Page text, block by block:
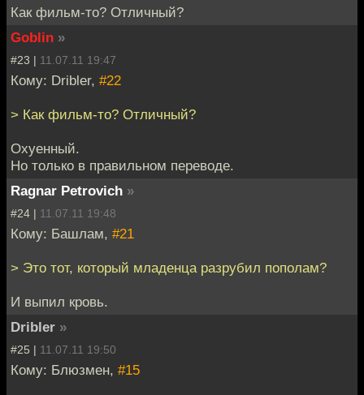
Как фильм-то? Отличный?
Goblin »
#23 | 11.07.11 19:47
Кому: Dribler, #22
> Как фильм-то? Отличный?
Охуенный.
Но только в правильном переводе.
Ragnar Petrovich »
#24 | 11.07.11 19:48
Кому: Башлам, #21
> Это тот, который младенца разрубил пополам?
И выпил кровь.
Dribler »
#25 | 11.07.11 19:50
Кому: Блюзмен, #15